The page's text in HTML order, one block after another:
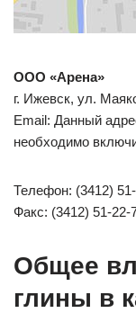
ООО «Арена»
г. Ижевск, ул.
Email: Данный
необходимо
Телефон: (3412)
Факс: (3412) 51-22-
Общее
глины в